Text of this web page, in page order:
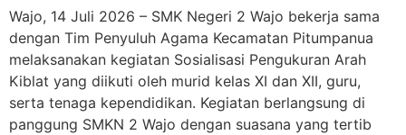
Wajo, 14 Juli 2026 – SMK Negeri 2 Wajo bekerja sama
dengan Tim Penyuluh Agama Kecamatan Pitumpanua
melaksanakan kegiatan Sosialisasi Pengukuran Arah
Kiblat yang diikuti oleh murid kelas XI dan XII, guru,
serta tenaga kependidikan. Kegiatan berlangsung di
panggung SMKN 2 Wajo dengan suasana yang tertib